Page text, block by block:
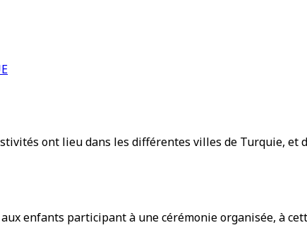
ont lieu dans les différentes villes de Turquie,
enfants participant à une cérémonie organisée, à